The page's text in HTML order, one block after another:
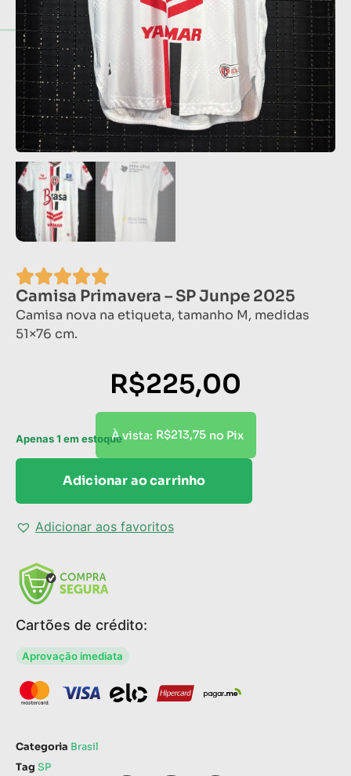
Camisa Primavera – SP Junpe 2025
Camisa nova na etiqueta, tamanho M, medidas
51×76 cm.
R$225,00
À vista: R$213,75 no Pix
Apenas 1 em estoque
Adicionar ao carrinho
Adicionar aos favoritos
Cartões de crédito:
Aprovação imediata
Categoria Brasil
Tag SP